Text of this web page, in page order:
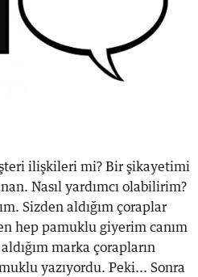
ilişkileri mi? Bir şikayetimi
Nasıl yardımcı olabilirim?
Sizden aldığım çoraplar
hep pamuklu giyerim canım
marka çorapların
yazıyordu. Peki... Sonra